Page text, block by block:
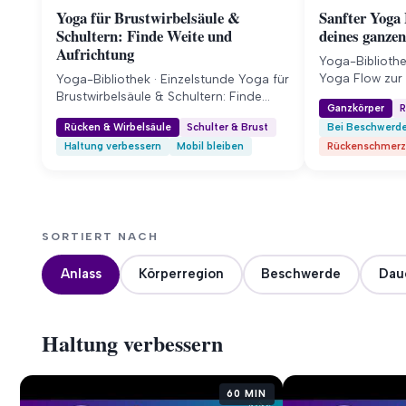
Yoga für Brustwirbelsäule &
Schultern: Finde Weite und
Aufrichtung
Yoga-Bibliothek · Einzelstunde Yoga für
Brustwirbelsäule & Schultern: Finde
minütigen Yogastunde mobilisierst du
gezielt deine Brustwirbelsäule und
diese Stunde anders macht ✓ Löse
Schulterbereich ✓ Mobilisiere deine
Brustwirbelsäule…
Rücken & Wirbelsäule
Schulter & Brust
Haltung verbessern
Mobil bleiben
Sanfter
deines
Yoga-
Yoga Flow
Yogastunde
deinen
Wirbelsäule
Ganzkörper
Bei
SORTIERT NACH
Anlass Körperregion Beschwerde
Haltung verbessern
60 MIN